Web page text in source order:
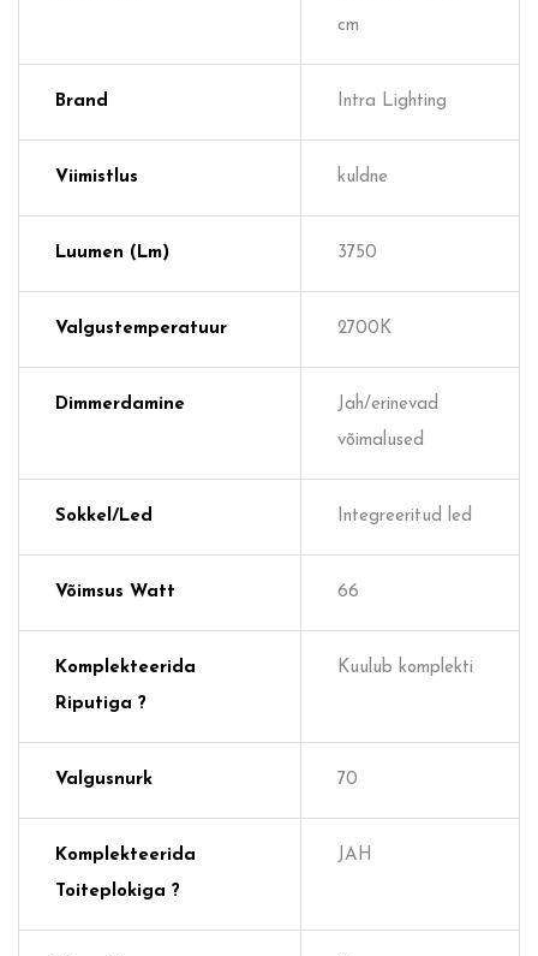
cm
Brand Intra Lighting
Viimistlus kuldne
Luumen (lm) 3750
Valgustemperatuur 2700K
Dimmerdamine
Jah/erinevad
võimalused
Sokkel/Led Integreeritud led
Võimsus Watt 66
Komplekteerida
Riputiga ?
Kuulub komplekti
Valgusnurk 70
Komplekteerida
Toiteplokiga ?
JAH